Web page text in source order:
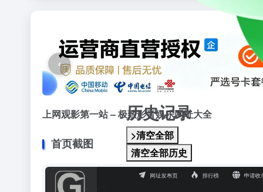
历史记录
>清空全部
清空全部历史
‹
上网观影第一站 – 极致影音娱乐网址大全
首页截图